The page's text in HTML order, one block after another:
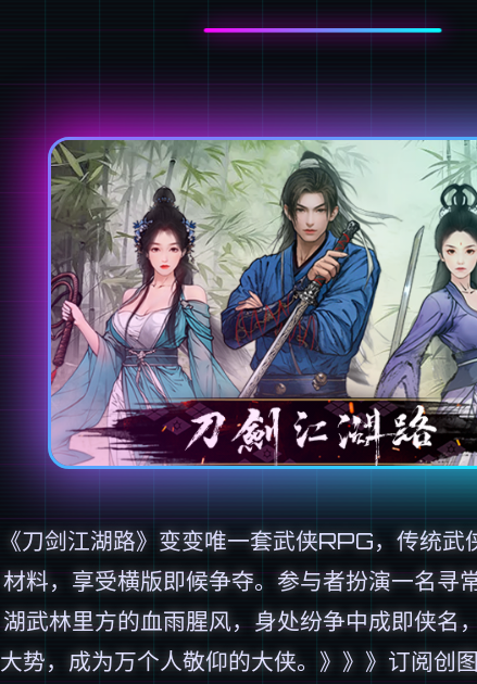
《刀剑江湖路》变变唯一套武侠RPG，传统武
材料，享受横版即候争夺。参与者扮演一名寻
湖武林里方的血雨腥风，身处纷争中成即侠名
大势，成为万个人敬仰的大侠。》》》订阅创